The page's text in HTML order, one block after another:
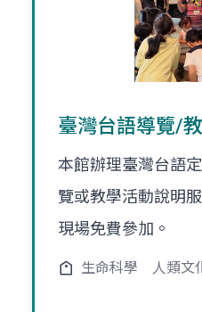
臺灣台語導覽/
本館辦理臺灣台語
覽或教學活動說明
現場免費參加。
生命科學 人類文